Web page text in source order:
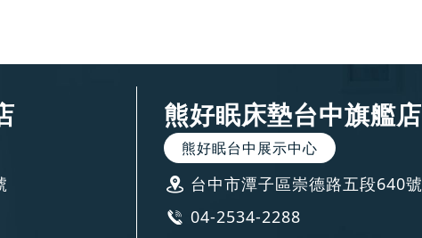
熊好眠床墊台中旗艦店
熊好眠台中展示中心
台中市潭子區崇德路五段640號
04-2534-2288